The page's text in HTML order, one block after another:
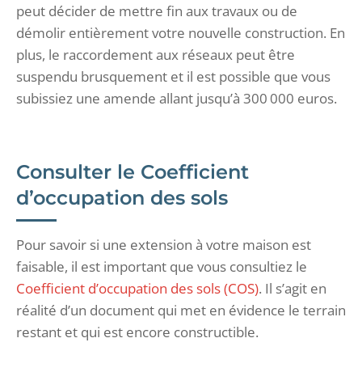
peut décider de mettre fin aux travaux ou de
démolir entièrement votre nouvelle construction. En
plus, le raccordement aux réseaux peut être
suspendu brusquement et il est possible que vous
subissiez une amende allant jusqu’à 300 000 euros.
Consulter le Coefficient
d’occupation des sols
Pour savoir si une extension à votre maison est
faisable, il est important que vous consultiez le
Coefficient d’occupation des sols (COS). Il s’agit en
réalité d’un document qui met en évidence le terrain
restant et qui est encore constructible.